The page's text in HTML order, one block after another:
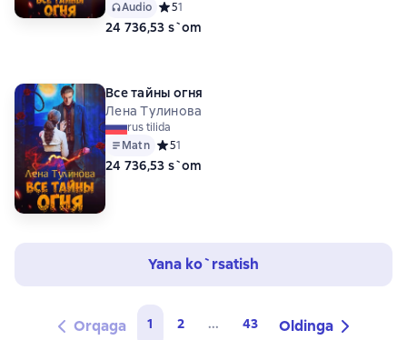
Audio Средний рейтинг 5 на основе 1 оценок
51
24 736,53 s`om
Все тайны огня
Лена Тулинова
rus tilida
Matn Средний рейтинг 5 на основе 1 оценок
51
24 736,53 s`om
Yana ko`rsatish
Orqaga 1 2 ... 43 Oldinga